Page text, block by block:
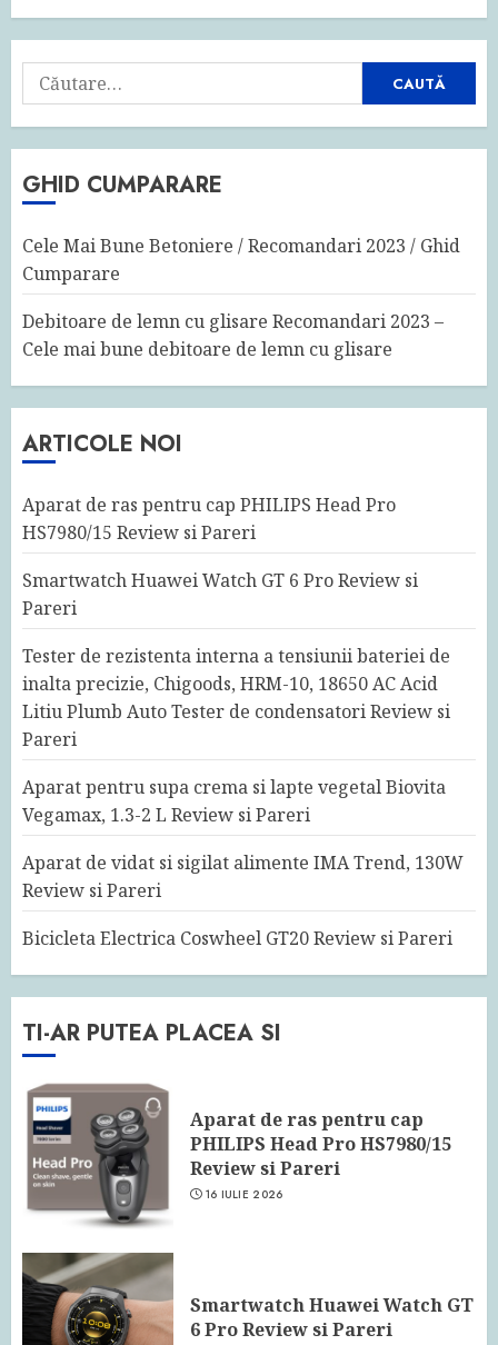
Caută
după:
GHID CUMPARARE
Cele Mai Bune Betoniere / Recomandari 2023 / Ghid
Cumparare
Debitoare de lemn cu glisare Recomandari 2023 –
Cele mai bune debitoare de lemn cu glisare
ARTICOLE NOI
Aparat de ras pentru cap PHILIPS Head Pro
HS7980/15 Review si Pareri
Smartwatch Huawei Watch GT 6 Pro Review si
Pareri
Tester de rezistenta interna a tensiunii bateriei de
inalta precizie, Chigoods, HRM-10, 18650 AC Acid
Litiu Plumb Auto Tester de condensatori Review si
Pareri
Aparat pentru supa crema si lapte vegetal Biovita
Vegamax, 1.3-2 L Review si Pareri
Aparat de vidat si sigilat alimente IMA Trend, 130W
Review si Pareri
Bicicleta Electrica Coswheel GT20 Review si Pareri
TI-AR PUTEA PLACEA SI
Aparat de ras pentru cap
PHILIPS Head Pro HS7980/15
Review si Pareri
16 IULIE 2026
Smartwatch Huawei Watch GT
6 Pro Review si Pareri